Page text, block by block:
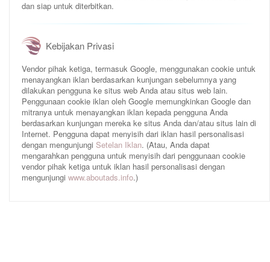
dan siap untuk diterbitkan.
Kebijakan Privasi
Vendor pihak ketiga, termasuk Google, menggunakan cookie untuk
menayangkan iklan berdasarkan kunjungan sebelumnya yang
dilakukan pengguna ke situs web Anda atau situs web lain.
Penggunaan cookie iklan oleh Google memungkinkan Google dan
mitranya untuk menayangkan iklan kepada pengguna Anda
berdasarkan kunjungan mereka ke situs Anda dan/atau situs lain di
Internet. Pengguna dapat menyisih dari iklan hasil personalisasi
dengan mengunjungi Setelan Iklan. (Atau, Anda dapat
mengarahkan pengguna untuk menyisih dari penggunaan cookie
vendor pihak ketiga untuk iklan hasil personalisasi dengan
mengunjungi www.aboutads.info.)